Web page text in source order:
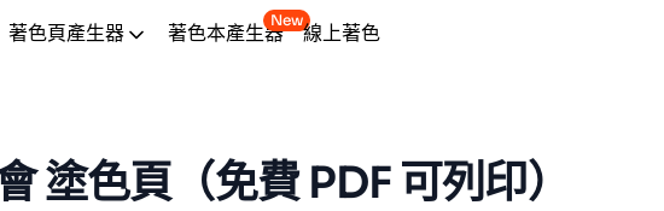
著色頁產生器 著色本產生器
New
線上著色
塗色頁（免費 PDF 可列印）